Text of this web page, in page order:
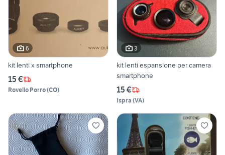
6
kit lenti x smartphone
15 €
Rovello Porro(CO)
3
kit lenti espansione per camera
smartphone
15 €
Ispra (VA)